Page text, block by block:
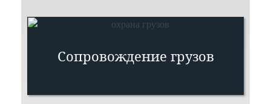
Сопровождение грузов